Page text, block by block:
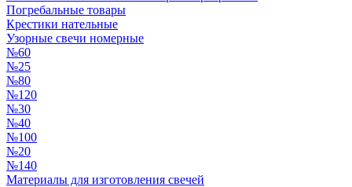
Погребальные товары
Крестики нательные
Узорные свечи номерные
№60
№25
№80
№120
№30
№40
№100
№20
№140
Материалы для изготовления свечей